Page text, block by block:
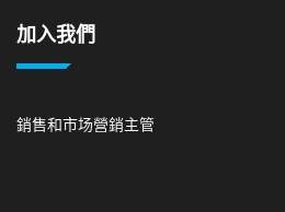
加入我們
銷售和市场營銷主管